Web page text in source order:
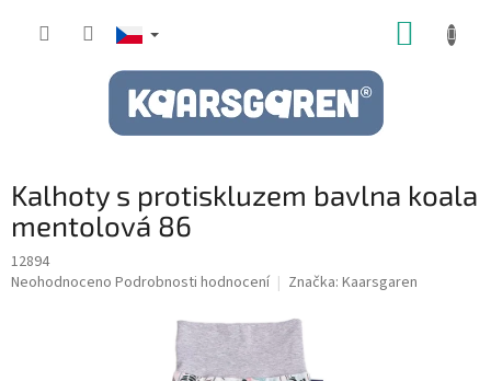
Kalhoty s protiskluzem bavlna koala
mentolová 86
12894
Průměrné
Neohodnoceno Podrobnosti hodnocení Značka: Kaarsgaren